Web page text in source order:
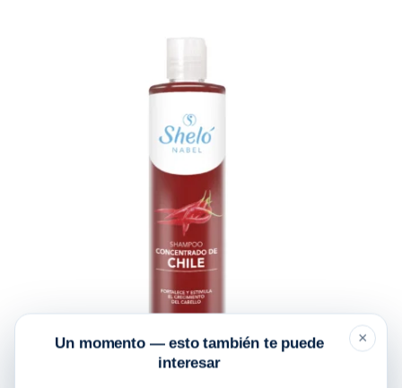
×
Un momento — esto también te puede
interesar